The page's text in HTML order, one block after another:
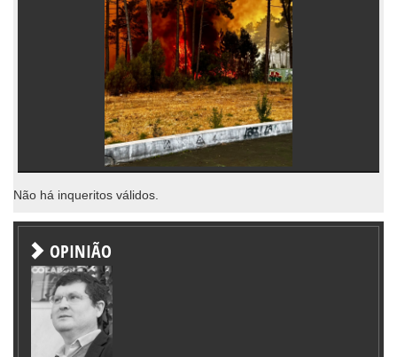
Não há inqueritos válidos.
OPINIÃO